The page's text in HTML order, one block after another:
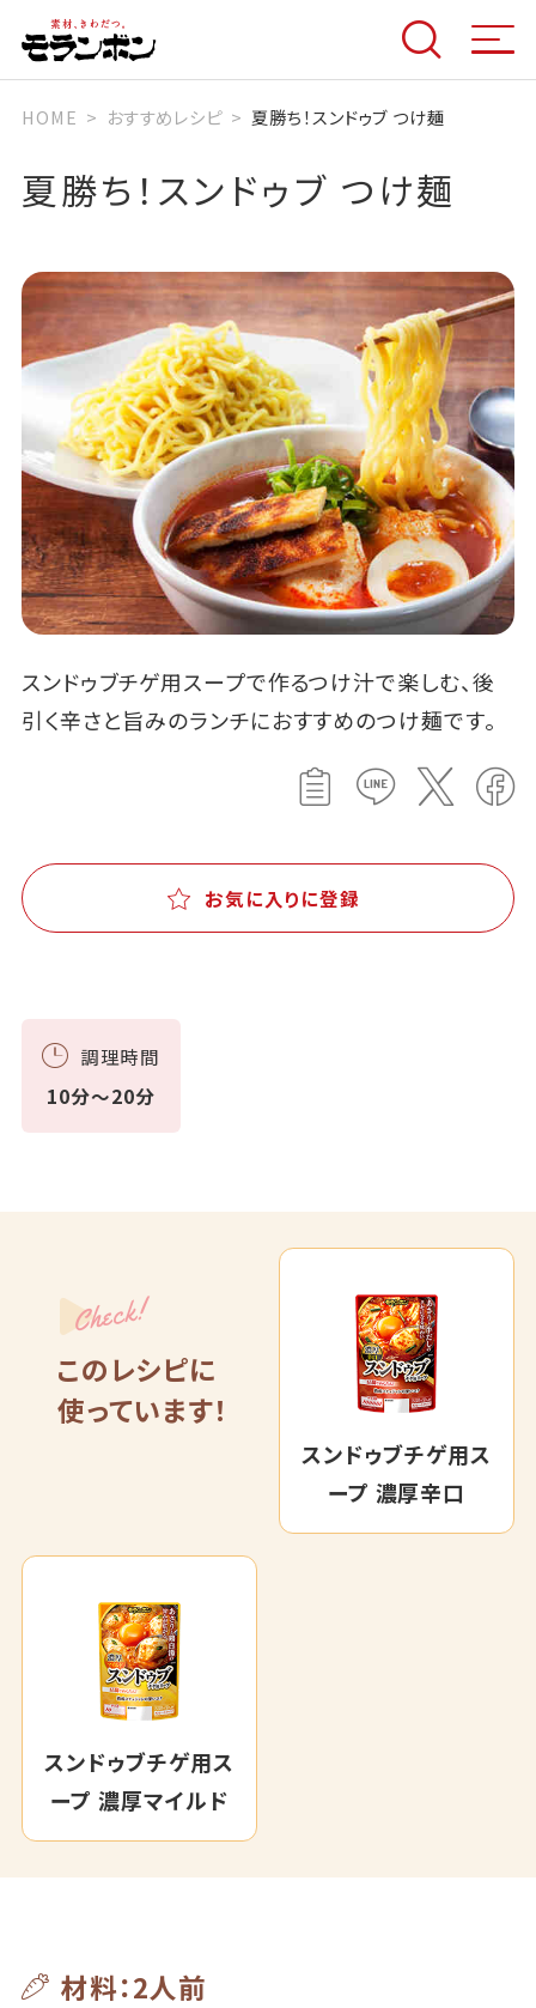
HOME おすすめレシピ 夏勝ち！スンドゥブ つけ麺
夏勝ち！スンドゥブ つけ麺
スンドゥブチゲ用スープで作るつけ汁で楽しむ、後
引く辛さと旨みのランチにおすすめのつけ麺です。
お気に入りに登録
調理時間
10分～20分
Check!
このレシピに
使っています！
スンドゥブチゲ用ス
ープ 濃厚辛口
スンドゥブチゲ用ス
ープ 濃厚マイルド
材料：2人前